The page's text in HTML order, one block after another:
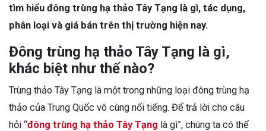
tìm hiểu đông trùng hạ thảo Tây Tạng là gì, tác dụng,
phân loại và giá bán trên thị trường hiện nay.
Đông trùng hạ thảo Tây Tạng là gì,
khác biệt như thế nào?
Trùng thảo Tây Tạng là một trong những loại đông trùng hạ
thảo của Trung Quốc vô cùng nổi tiếng. Để trả lời cho câu
hỏi “đông trùng hạ thảo Tây Tạng là gì”, chúng ta có thể